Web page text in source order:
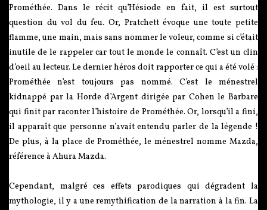
Prométhée. Dans le récit qu’Hésiode en fait, il est surtout
question du vol du feu. Or, Pratchett évoque une toute petite
flamme, une main, mais sans nommer le voleur, comme si c’était
inutile de le rappeler car tout le monde le connaît. C’est un clin
d’oeil au lecteur. Le dernier héros doit rapporter ce qui a été volé :
Prométhée n’est toujours pas nommé. C’est le ménestrel
kidnappé par la Horde d’Argent dirigée par Cohen le Barbare
qui finit par raconter l’histoire de Prométhée. Or, lorsqu’il a fini,
il apparaît que personne n’avait entendu parler de la légende !
De plus, à la place de Prométhée, le ménestrel nomme Mazda,
référence à Ahura Mazda.
Cependant, malgré ces effets parodiques qui dégradent la
mythologie, il y a une remythification de la narration à la fin. La